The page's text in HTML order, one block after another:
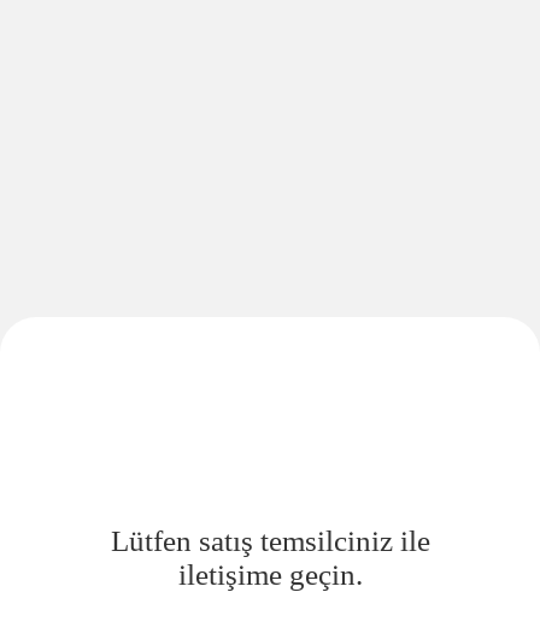
Lütfen satış temsilciniz ile
iletişime geçin.